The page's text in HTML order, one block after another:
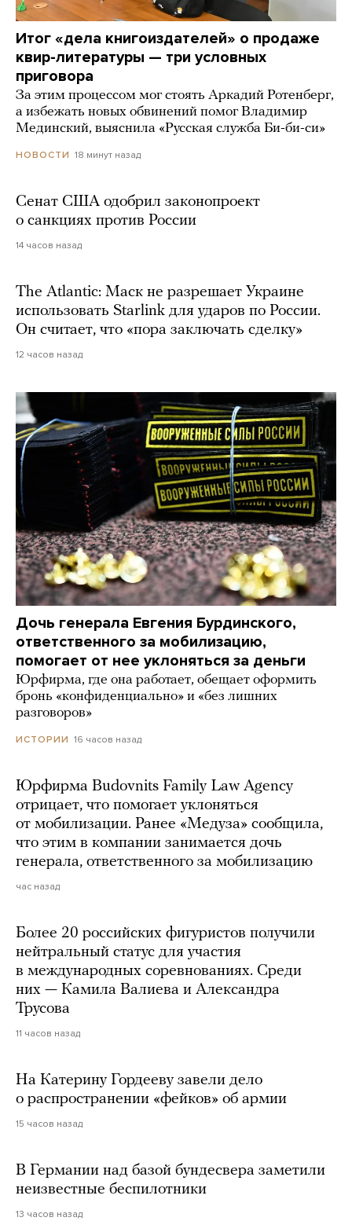
Итог «дела книгоиздателей» о продаже
квир-литературы — три условных
приговора
За этим процессом мог стоять Аркадий Ротенберг,
а избежать новых обвинений помог Владимир
Мединский, выяснила «Русская служба Би-би-си»
НОВОСТИ 18 минут назад
Сенат США одобрил законопроект
о санкциях против России
14 часов назад
The Atlantic: Маск не разрешает Украине
использовать Starlink для ударов по России.
Он считает, что «пора заключать сделку»
12 часов назад
Дочь генерала Евгения Бурдинского,
ответственного за мобилизацию,
помогает от нее уклоняться за деньги
Юрфирма, где она работает, обещает оформить
бронь «конфиденциально» и «без лишних
разговоров»
ИСТОРИИ 16 часов назад
Юрфирма Budovnits Family Law Agency
отрицает, что помогает уклоняться
от мобилизации. Ранее «Медуза» сообщила,
что этим в компании занимается дочь
генерала, ответственного за мобилизацию
час назад
Более 20 российских фигуристов получили
нейтральный статус для участия
в международных соревнованиях. Среди
них — Камила Валиева и Александра
Трусова
11 часов назад
На Катерину Гордееву завели дело
о распространении «фейков» об армии
15 часов назад
В Германии над базой бундесвера заметили
неизвестные беспилотники
13 часов назад